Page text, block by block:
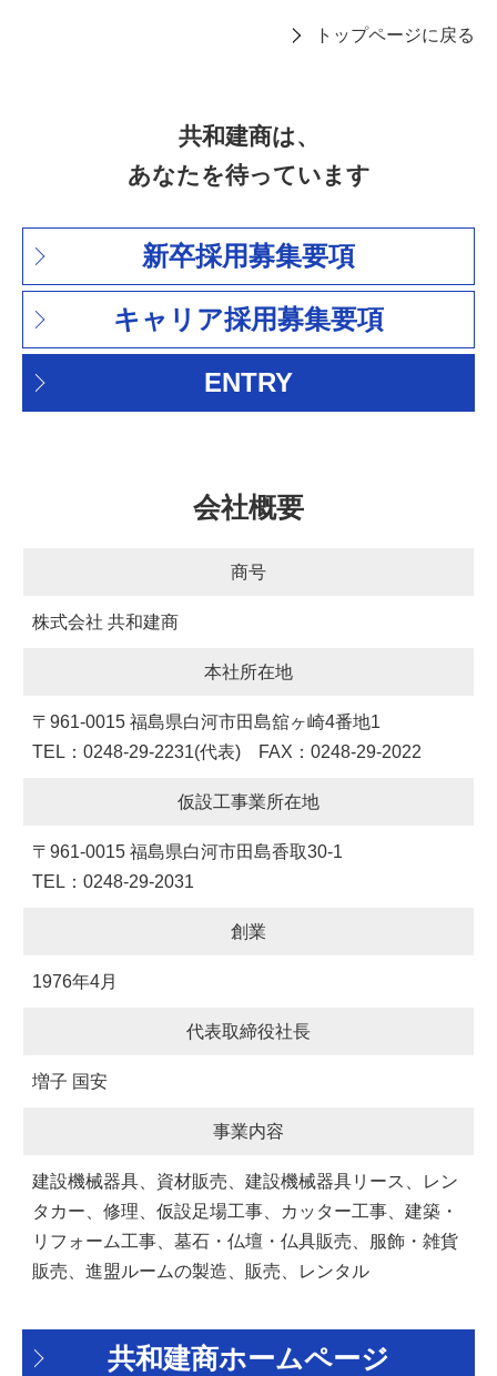
トップページに戻る
共和建商は、
あなたを待っています
新卒採用募集要項
キャリア採用募集要項
ENTRY
会社概要
商号
株式会社 共和建商
本社所在地
〒961-0015 福島県白河市田島舘ヶ崎4番地1
TEL：0248-29-2231(代表) FAX：0248-29-2022
仮設工事業所在地
〒961-0015 福島県白河市田島香取30-1
TEL：0248-29-2031
創業
1976年4月
代表取締役社長
増子 国安
事業内容
建設機械器具、資材販売、建設機械器具リース、レン
タカー、修理、仮設足場工事、カッター工事、建築・
リフォーム工事、墓石・仏壇・仏具販売、服飾・雑貨
販売、進盟ルームの製造、販売、レンタル
共和建商ホームページ